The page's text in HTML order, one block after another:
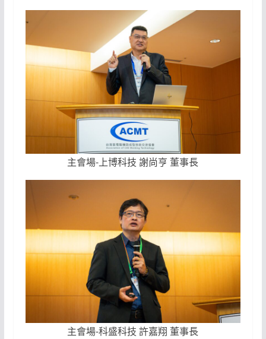
主會場-上博科技 謝尚亨 董事長
主會場-科盛科技 許嘉翔 董事長